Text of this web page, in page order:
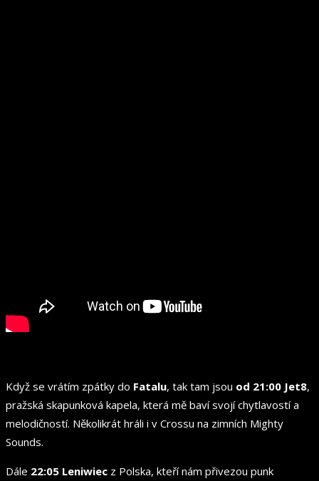
Když se vrátím zpátky do Fatalu, tak tam jsou od 21:00 Jet8,
pražská skapunková kapela, která mě baví svojí chytlavostí a
melodičností. Několikrát hráli i v Crossu na zimních Mighty
Sounds.
Dále 22:05 Leniwiec z Polska, kteří nám přivezou punk